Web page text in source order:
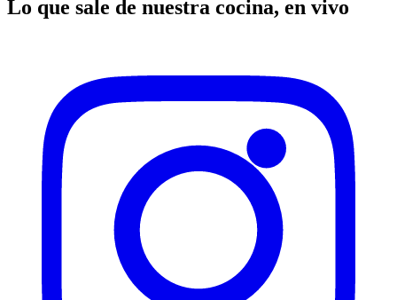
Lo que sale de nuestra cocina, en vivo